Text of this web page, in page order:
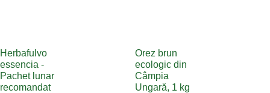
Herbafulvo
essencia -
Pachet lunar
recomandat
Orez brun
ecologic din
Câmpia
Ungară, 1 kg